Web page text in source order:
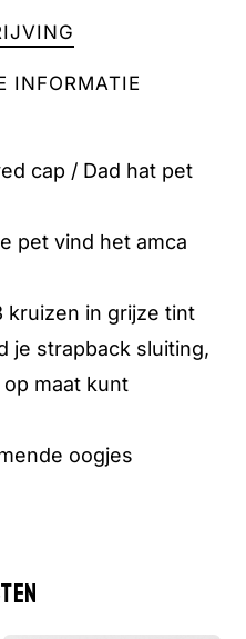
de winkelwagen.
INFORMATIE
cap / Dad hat pet
pet vind het amca
kruizen in grijze tint
je strapback sluiting,
maat kunt
oogjes